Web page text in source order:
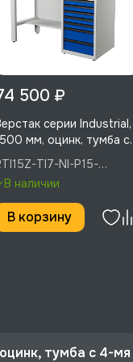
500 ₽
серии Industrial,
мм, оцинк, тумба с
ю ящиками, экран 500,
(светло-серый) RAL
(7035), RUNTEC,
TI7-NI-P15-
5005(7035)
TI7-NI-P15-
5005(7035), RUNTEC
В наличии
В корзину
тумба с 4-